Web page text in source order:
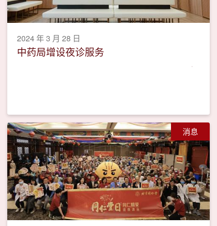
2024 年 3 月 28 日
中药局增设夜诊服务
消息